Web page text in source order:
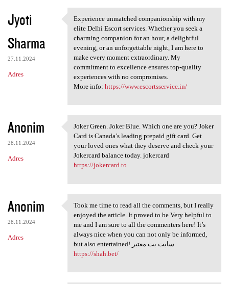
Jyoti
Sharma
27.11.2024
Adres
Experience unmatched
Experience unmatched companionship with my
elite Delhi Escort services. Whether you seek a
charming companion for an hour, a delightful
evening, or an unforgettable night, I am here to
make every moment extraordinary. My
commitment to excellence ensures top-quality
experiences with no compromises.
More info: https://www.escortsservice.in/
Anonim
28.11.2024
Adres
Joker Green. Joker Blue.
Joker Green. Joker Blue. Which one are you? Joker
Card is Canada’s leading prepaid gift card. Get
your loved ones what they deserve and check your
Jokercard balance today. jokercard
https://jokercard.to
Anonim
28.11.2024
Adres
Took me time to read all the
Took me time to read all the comments, but I really
enjoyed the article. It proved to be Very helpful to
me and I am sure to all the commenters here! It’s
always nice when you can not only be informed,
but also entertained! سایت بت معتبر
https://shah.bet/